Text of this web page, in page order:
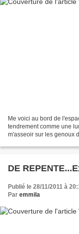
Me voici au bord de
tendrement comme une
m'asseoir sur les genoux
DE
Publié le 28/11/2011 à
Par emmila